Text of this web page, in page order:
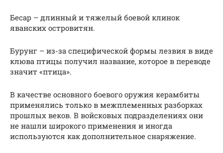
Бесар – длинный и тяжелый боевой клинок
яванских островитян.
Бурунг – из-за специфической формы лезвия в виде
клюва птицы получил название, которое в переводе
значит «птица».
В качестве основного боевого оружия керамбиты
применялись только в межплеменных разборках
прошлых веков. В войсковых подразделениях они
не нашли широкого применения и иногда
используются как дополнительное снаряжение.